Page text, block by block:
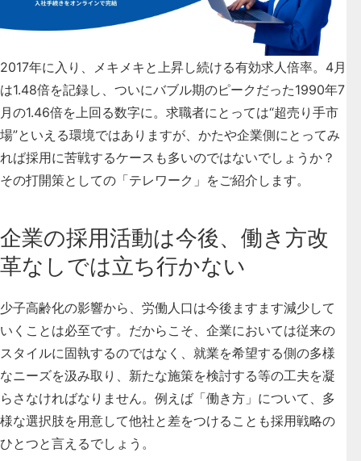
2017年に入り、メキメキと上昇し続ける有効求人倍率。4月
は1.48倍を記録し、ついにバブル期のピークだった1990年7
月の1.46倍を上回る数字に。求職者にとっては“超売り手市
場”といえる環境ではありますが、かたや企業側にとってみ
れば採用に苦戦するケースも多いのではないでしょうか？
その打開策としての「テレワーク」をご紹介します。
企業の採用活動は今後、働き方改
革なしでは立ち行かない
少子高齢化の影響から、労働人口は今後ますます減少して
いくことは必至です。だからこそ、企業においては従来の
スタイルに固執するのではなく、就業を希望する側の多様
なニーズを汲み取り、新たな施策を検討する等の工夫を凝
らさなければなりません。例えば「働き方」について、多
様な選択肢を用意して他社と差をつけることも採用戦略の
ひとつと言えるでしょう。